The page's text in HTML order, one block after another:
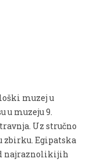
muzej u
u muzeju 9.
Uz stručno
zbirku. Egipatska
najraznolikijih